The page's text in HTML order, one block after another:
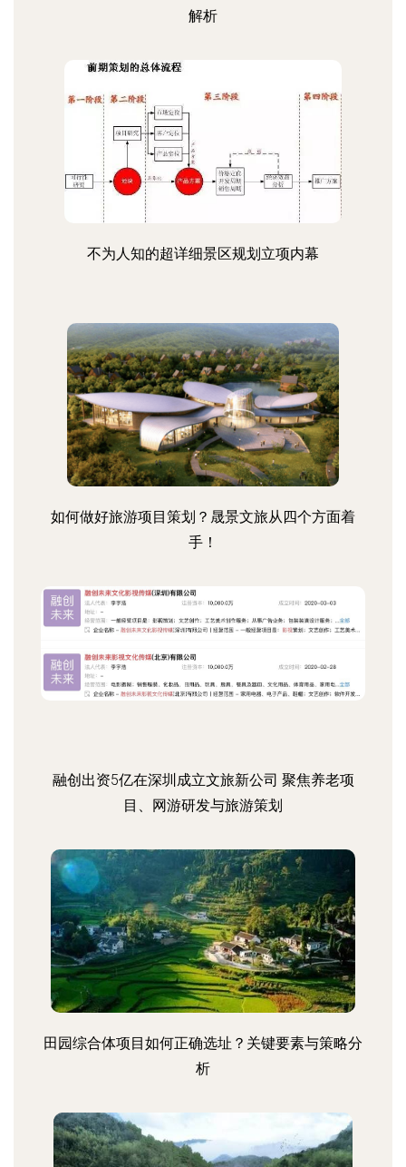
解析
不为人知的超详细景区规划立项内幕
如何做好旅游项目策划？晟景文旅从四个方面着
手！
融创出资5亿在深圳成立文旅新公司 聚焦养老项
目、网游研发与旅游策划
田园综合体项目如何正确选址？关键要素与策略分
析